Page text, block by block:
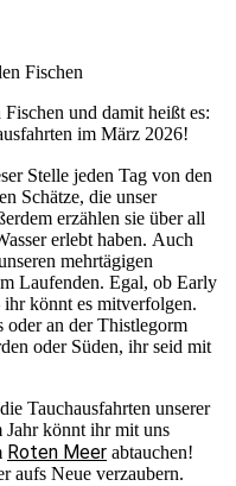
und damit heißt es:
im März 2026!
Stelle jeden Tag von den
Schätze, die unser
erzählen sie über all
erlebt haben. Auch
mehrtägigen
Laufenden. Egal, ob Early
könnt es mitverfolgen.
an der Thistlegorm
oder Süden, ihr seid mit
Tauchausfahrten unserer
Jahr könnt ihr mit uns
Roten Meer abtauchen!
aufs Neue verzaubern.